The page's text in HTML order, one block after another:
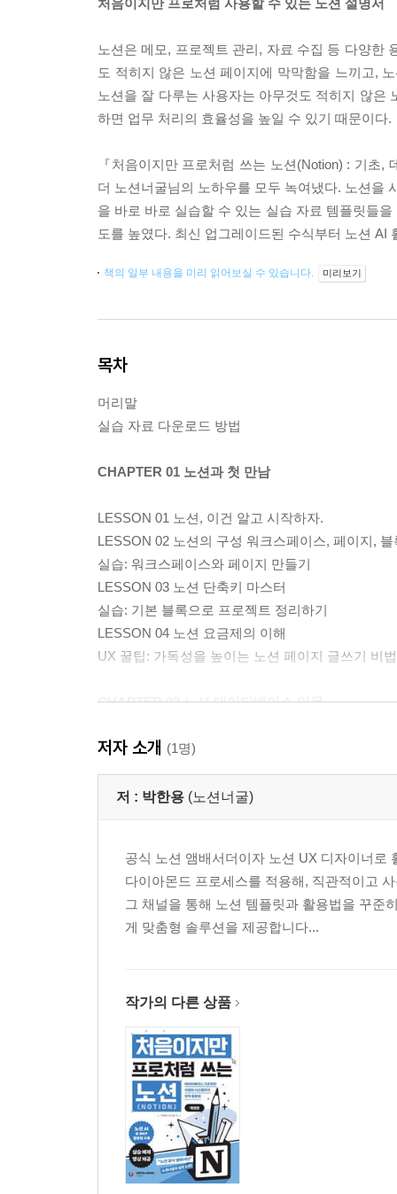
처음이지만 프로처럼 사용할 수 있는 노션 설명서
노션은 메모, 프로젝트 관리, 자료 수집 등 다양한
도 적히지 않은 노션 페이지에 막막함을 느끼고,
노션을 잘 다루는 사용자는 아무것도 적히지 않은
하면 업무 처리의 효율성을 높일 수 있기 때문이다.
『처음이지만 프로처럼 쓰는 노션(Notion) : 기초
더 노션너굴님의 노하우를 모두 녹여냈다. 노션을
을 바로 바로 실습할 수 있는 실습 자료 템플릿들
도를 높였다. 최신 업그레이드된 수식부터 노션 AI
책의 일부 내용을 미리 읽어보실 수 있습니다. 미리보기
목차
머리말
실습 자료 다운로드 방법
CHAPTER 01 노션과 첫 만남
LESSON 01 노션, 이건 알고 시작하자.
LESSON 02 노션의 구성 워크스페이스, 페이지, 블
실습: 워크스페이스와 페이지 만들기
LESSON 03 노션 단축키 마스터
실습: 기본 블록으로 프로젝트 정리하기
LESSON 04 노션 요금제의 이해
UX 꿀팁: 가독성을 높이는 노션 페이지 글쓰기 비법
CHAPTER 02 노션 데이터베이스 입문
LESSON 01 데이터베이스 원리와 이해
LESSON 02 데이터베이스의 구성
실습: 데이터베이스로 회의록 만들기
UX 꿀팁: 많은 데이터를 쉽게 다루는 필터, 정렬 사
CHAPTER 03 노션 데이터베이스 활용
LESSON 03 함께 쓰는 노션 대시보드
UX 꿀팁: 모바일 사용성을 고려한 대시보드 배치
CHAPTER 04 노션 데이터베이스 심화
LESSON 01 관계형과 롤업 이해하기
LESSON 02 관계형 롤업 심화
실습: 목표 달성 OKR 만들기
저자 소개 (1명)
저 : 박한용 (노션너굴)
공식 노션 앰배서더이자 노션 UX 디자이너로
다이아몬드 프로세스를 적용해, 직관적이고
그 채널을 통해 노션 템플릿과 활용법을 꾸준
게 맞춤형 솔루션을 제공합니다...
작가의 다른 상품